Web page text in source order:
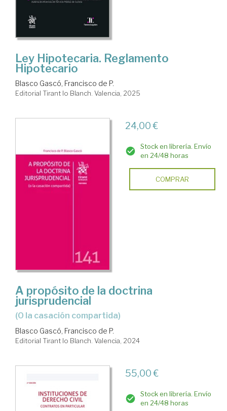
Ley Hipotecaria. Reglamento
Hipotecario
Blasco Gascó, Francisco de P.
Editorial Tirant lo Blanch. Valencia, 2025
24,00 €
Stock en librería. Envío
en 24/48 horas
COMPRAR
A propósito de la doctrina
jurisprudencial
(o la casación compartida)
Blasco Gascó, Francisco de P.
Editorial Tirant lo Blanch. Valencia, 2024
55,00 €
Stock en librería. Envío
en 24/48 horas